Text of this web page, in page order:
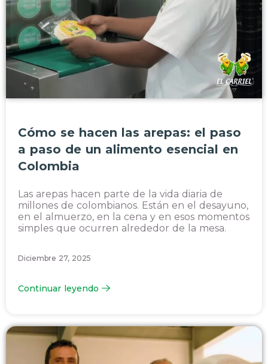
Cómo se hacen las arepas: el paso
a paso de un alimento esencial en
Colombia
Las arepas hacen parte de la vida diaria de
millones de colombianos. Están en el desayuno,
en el almuerzo, en la cena y en esos momentos
simples que ocurren alrededor de la mesa.
Diciembre 27, 2025
Continuar leyendo
Todos los artículos